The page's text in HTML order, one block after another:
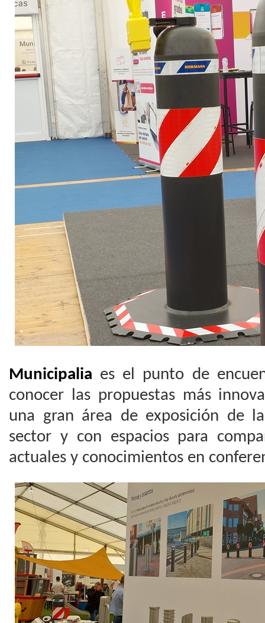
Municipalia es el punto de
conocer las propuestas más
una gran área de exposición de
sector y con espacios para
actuales y conocimientos en